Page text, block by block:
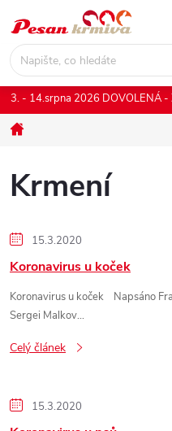
na
obsah
3. - 14.srpna 2026 DOVOLENÁ -
Domů
Krmení
V
ý
p
i
s
15.3.2020
Koronavirus u koček
Koronavirus u koček Napsáno
Sergei Malkov...
Celý článek
15.3.2020